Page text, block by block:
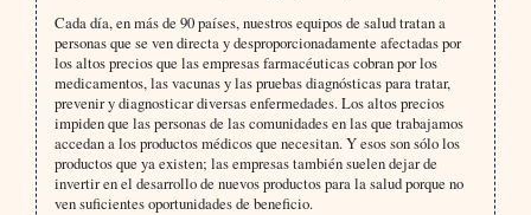
Cada día, en más de 90 países, nuestros equipos de salud tratan a
personas que se ven directa y desproporcionadamente afectadas por
los altos precios que las empresas farmacéuticas cobran por los
medicamentos, las vacunas y las pruebas diagnósticas para tratar,
prevenir y diagnosticar diversas enfermedades. Los altos precios
impiden que las personas de las comunidades en las que trabajamos
accedan a los productos médicos que necesitan. Y esos son sólo los
productos que ya existen; las empresas también suelen dejar de
invertir en el desarrollo de nuevos productos para la salud porque no
ven suficientes oportunidades de beneficio.